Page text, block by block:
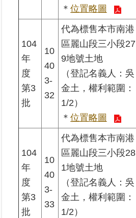
＊ 位置略圖
104
年
度
第3
批
10
40
3-
32
代為標售本市南港
區麗山段三小段27
9地號土地
（登記名義人：吳
金土，權利範圍：
1/2）
＊ 位置略圖
104
年
度
第3
批
10
40
3-
33
代為標售本市南港
區麗山段三小段28
1地號土地
（登記名義人：吳
金土，權利範圍：
1/2）